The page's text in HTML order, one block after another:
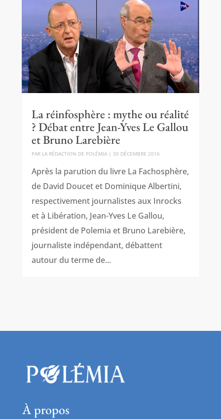
La réinfosphère : mythe ou réalité
? Débat entre Jean-Yves Le Gallou
et Bruno Larebière
PAR LA RÉDACTION DE POLÉMIA| 30 DÉCEMBRE 2016
Après la parution du livre La Fachosphère,
de David Doucet et Dominique Albertini,
respectivement journalistes aux Inrocks
et à Libération, Jean-Yves Le Gallou,
président de Polemia et Bruno Larebière,
journaliste indépendant, débattent
autour du terme de...
À propos